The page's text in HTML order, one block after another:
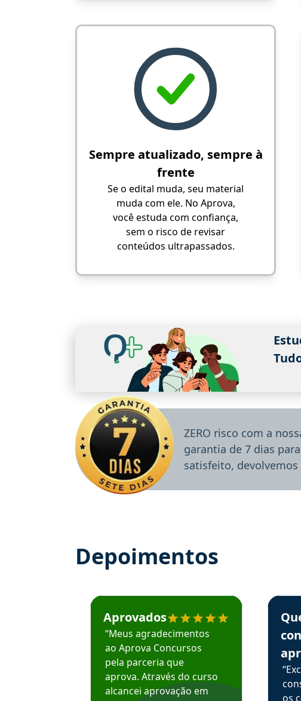
Sempre atualizado, sempre à
frente
Se o edital muda, seu material
muda com ele. No Aprova,
você estuda com confiança,
sem o risco de revisar
conteúdos ultrapassados.
ZERO risco com a
garantia de 7 dias
satisfeito,
Depoimentos
Estudante José recomenda o Aprova Concursos em
Aprovados
“Meus agradecimentos
ao Aprova Concursos
pela parceria que
aprova. Através do curso
alcancei aprovação em
os